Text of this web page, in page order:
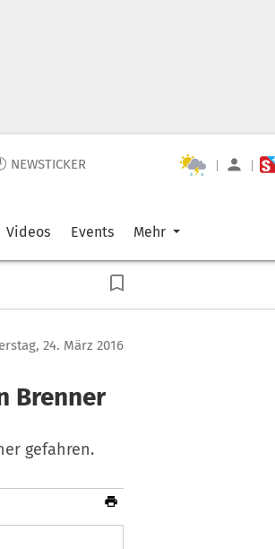
NEWSTICKER | |
Videos Events Mehr
24. März 2016
Brenner
gefahren.